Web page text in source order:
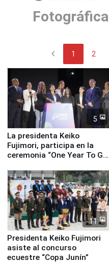
Fotográfica
chevron_left 1 2
5
La presidenta Keiko
Fujimori, participa en la
ceremonia “One Year To Go
11
Presidenta Keiko Fujimori
asiste al concurso
ecuestre “Copa Junín”